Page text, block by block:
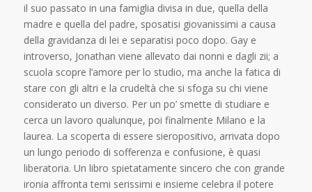
il suo passato in una famiglia divisa in due, quella della
madre e quella del padre, sposatisi giovanissimi a causa
della gravidanza di lei e separatisi poco dopo. Gay e
introverso, Jonathan viene allevato dai nonni e dagli zii; a
scuola scopre l’amore per lo studio, ma anche la fatica di
stare con gli altri e la crudeltà che si sfoga su chi viene
considerato un diverso. Per un po’ smette di studiare e
cerca un lavoro qualunque, poi finalmente Milano e la
laurea. La scoperta di essere sieropositivo, arrivata dopo
un lungo periodo di sofferenza e confusione, è quasi
liberatoria. Un libro spietatamente sincero che con grande
ironia affronta temi serissimi e insieme celebra il potere